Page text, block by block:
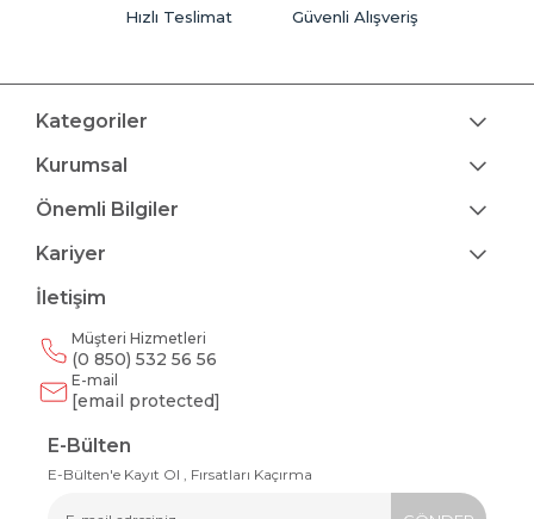
Hızlı Teslimat Güvenli Alışveriş
Kategoriler
Kurumsal
Önemli Bilgiler
Kariyer
İletişim
Müşteri Hizmetleri
(0 850) 532 56 56
E-mail
[email protected]
E-Bülten
E-Bülten'e Kayıt Ol , Fırsatları Kaçırma